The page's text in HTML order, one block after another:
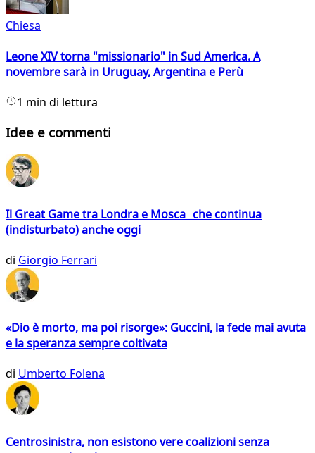
Chiesa
Leone XIV torna "missionario" in Sud America. A
novembre sarà in Uruguay, Argentina e Perù
1 min di lettura
Idee e commenti
Il Great Game tra Londra e Mosca che continua
(indisturbato) anche oggi
di Giorgio Ferrari
«Dio è morto, ma poi risorge»: Guccini, la fede mai avuta
e la speranza sempre coltivata
di Umberto Folena
Centrosinistra, non esistono vere coalizioni senza